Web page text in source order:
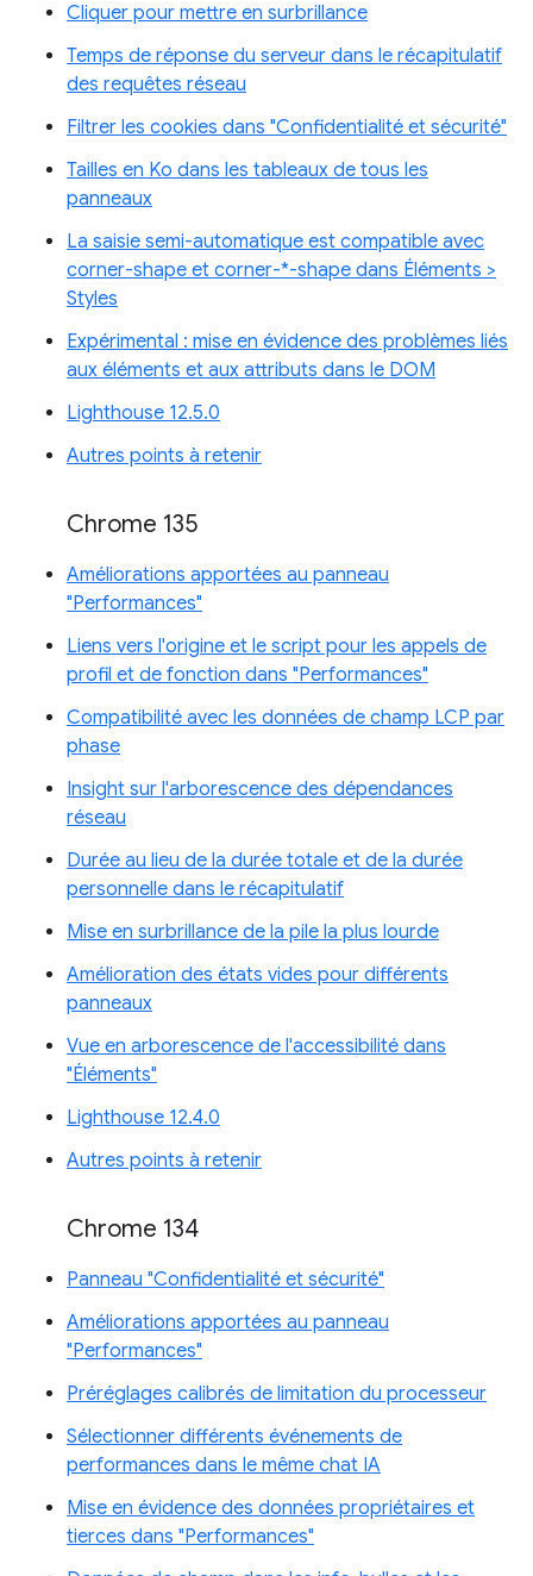
Cliquer pour mettre en surbrillance
Temps de réponse du serveur dans le récapitulatif
des requêtes réseau
Filtrer les cookies dans "Confidentialité et sécurité"
Tailles en Ko dans les tableaux de tous les
panneaux
La saisie semi-automatique est compatible avec
corner-shape et corner-*-shape dans Éléments >
Styles
Expérimental : mise en évidence des problèmes liés
aux éléments et aux attributs dans le DOM
Lighthouse 12.5.0
Autres points à retenir
Chrome 135
Améliorations apportées au panneau
"Performances"
Liens vers l'origine et le script pour les appels de
profil et de fonction dans "Performances"
Compatibilité avec les données de champ LCP par
phase
Insight sur l'arborescence des dépendances
réseau
Durée au lieu de la durée totale et de la durée
personnelle dans le récapitulatif
Mise en surbrillance de la pile la plus lourde
Amélioration des états vides pour différents
panneaux
Vue en arborescence de l'accessibilité dans
"Éléments"
Lighthouse 12.4.0
Autres points à retenir
Chrome 134
Panneau "Confidentialité et sécurité"
Améliorations apportées au panneau
"Performances"
Préréglages calibrés de limitation du processeur
Sélectionner différents événements de
performances dans le même chat IA
Mise en évidence des données propriétaires et
tierces dans "Performances"